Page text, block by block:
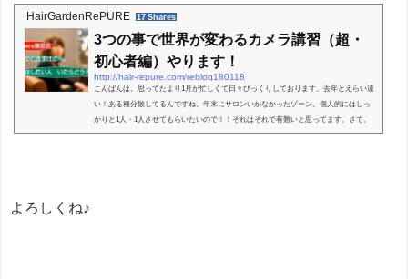
HairGardenRePURE 17 Shares
3つの事で世界が変わるカメラ講習（超・
初心者編）やります！
http://hair-repure.com/reblog180118
こんばんは。思ってたより1月が忙しくて日々びっくりしております。去年とえらい違
い！ある種分散してるんですね。年末にサロンいかなかったゾーン。個人的にはしっ
かりと1人・1人させてもらいたいので！！それはそれで有難いと思ってます。さて。
ちょいサロンワークの片寄でいろいろあったのでやります。カメラ講習内容はスゴク
よろしくね♪